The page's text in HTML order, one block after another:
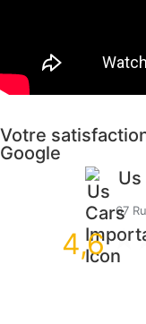
Votre
Google
67
4,6